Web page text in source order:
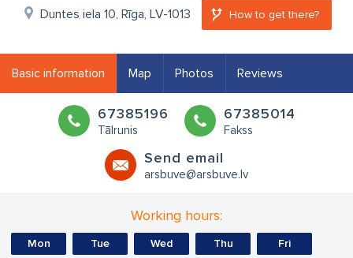
Duntes iela 10, Rīga, LV-1013 How to get there?
Basic information Map Photos Reviews
67385196
Tālrunis
67385014
Fakss
Send email
arsbuve@arsbuve.lv
Working hours:
Mon Tue Wed Thu Fri